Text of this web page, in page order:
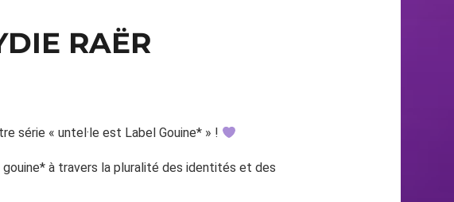
RAËR
série « untel·le est Label Gouine* » !
à travers la pluralité des identités et des